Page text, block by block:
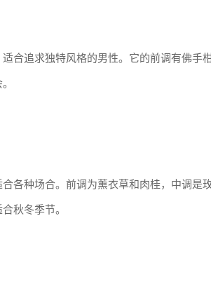
合追求独特风格的男性。它的前调有佛手
各种场合。前调为薰衣草和肉桂，中调是
秋冬季节。